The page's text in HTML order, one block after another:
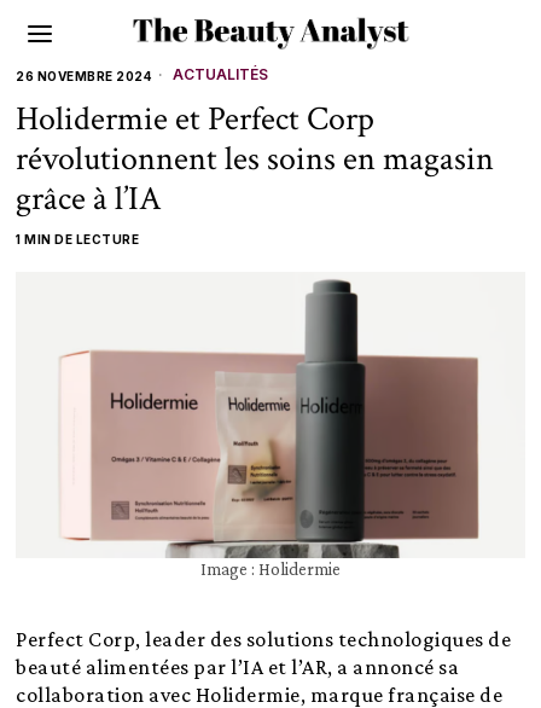
26 NOVEMBRE 2024 ACTUALITÉS
Holidermie et Perfect Corp
révolutionnent les soins en magasin
grâce à l’IA
1 MIN DE LECTURE
Image : Holidermie
Perfect Corp, leader des solutions technologiques de
beauté alimentées par l’IA et l’AR, a annoncé sa
collaboration avec Holidermie, marque française de